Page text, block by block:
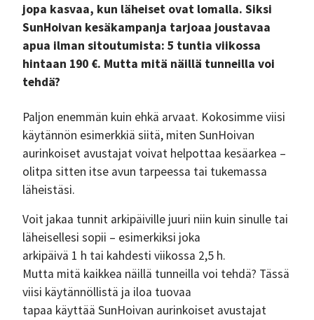
jopa kasvaa, kun läheiset ovat lomalla. Siksi
SunHoivan kesäkampanja tarjoaa joustavaa
apua ilman sitoutumista: 5 tuntia viikossa
hintaan 190 €. Mutta mitä näillä tunneilla voi
tehdä?
Paljon enemmän kuin ehkä arvaat. Kokosimme viisi
käytännön esimerkkiä siitä, miten SunHoivan
aurinkoiset avustajat voivat helpottaa kesäarkea –
olitpa sitten itse avun tarpeessa tai tukemassa
läheistäsi.
Voit jakaa tunnit arkipäiville juuri niin kuin sinulle tai
läheisellesi sopii – esimerkiksi joka
arkipäivä 1 h tai kahdesti viikossa 2,5 h.
Mutta mitä kaikkea näillä tunneilla voi tehdä? Tässä
viisi käytännöllistä ja iloa tuovaa
tapaa käyttää SunHoivan aurinkoiset avustajat